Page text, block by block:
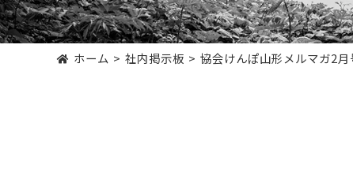
ホーム 社内掲示板 協会けんぽ山形メルマガ2月